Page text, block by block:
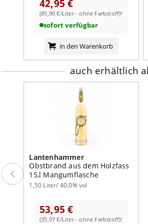
feines Eichenholz
Abgang:mittellang, fruchtig, rund,
weiterlesen auf der Markenseite von
42,95 €
(85,90 €/Liter - ohne Farbstoff)¹
sofort verfügbar
in den Warenkorb
auch erhältlich
Lantenhammer
Obstbrand aus dem Holzfass
15,l Mangumflasche
1,50 Liter/ 40.0% vol
53,95 €
(35,97 €/Liter - ohne Farbstoff)¹